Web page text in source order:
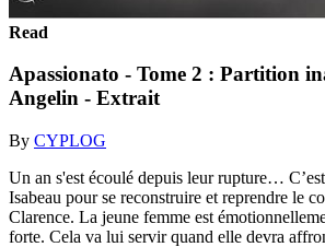
Read
Apassionato - Tome 2 : Partition
Angelin - Extrait
By CYPLOG
Un an s'est écoulé depuis leur rupture…
Isabeau pour se reconstruire et reprendre le
Clarence. La jeune femme est
forte. Cela va lui servir quand elle devra